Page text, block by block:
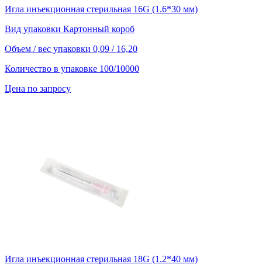
Игла инъекционная стерильная 16G (1.6*30 мм)
Вид упаковки Картонный короб
Объем / вес упаковки 0,09 / 16,20
Количество в упаковке 100/10000
Цена по запросу
Игла инъекционная стерильная 18G (1.2*40 мм)